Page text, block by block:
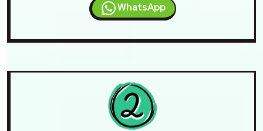
WhatsApp